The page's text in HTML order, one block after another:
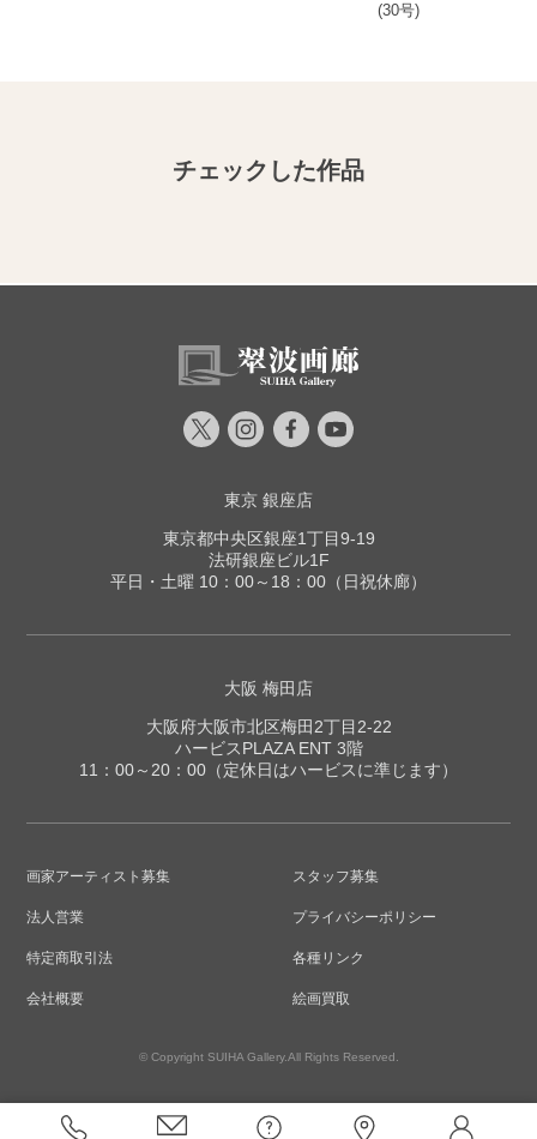
(30号)
チェックした作品
東京 銀座店
東京都中央区銀座1丁目9-19
法研銀座ビル1F
平日・土曜 10：00～18：00（日祝休廊）
大阪 梅田店
大阪府大阪市北区梅田2丁目2-22
ハービスPLAZA ENT 3階
11：00～20：00（定休日はハービスに準じます）
画家アーティスト募集 スタッフ募集
法人営業 プライバシーポリシー
特定商取引法 各種リンク
会社概要 絵画買取
© Copyright SUIHA Gallery.All Rights Reserved.